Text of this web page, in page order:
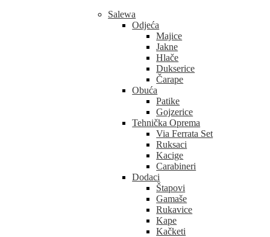
Salewa
Odjeća
Majice
Jakne
Hlače
Dukserice
Čarape
Obuća
Patike
Gojzerice
Tehnička Oprema
Via Ferrata Set
Ruksaci
Kacige
Carabineri
Dodaci
Štapovi
Gamaše
Rukavice
Kape
Kačketi